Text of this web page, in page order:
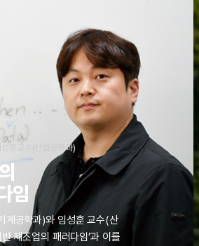
훈교수(산업공학과)
임
계공학과)와 임성훈 교수(산
제조업의 패러다임’과 이를